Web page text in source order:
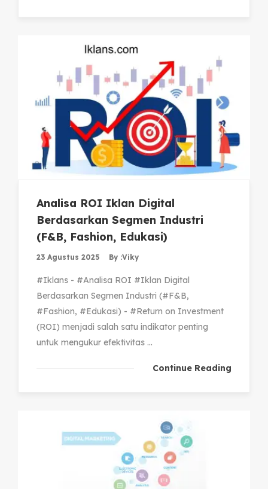
Analisa ROI Iklan Digital
Berdasarkan Segmen Industri
(F&B, Fashion, Edukasi)
23 Agustus 2025 By :Viky
#Iklans - #Analisa ROI #Iklan Digital
Berdasarkan Segmen Industri (#F&B,
#Fashion, #Edukasi) - #Return on Investment
(ROI) menjadi salah satu indikator penting
untuk mengukur efektivitas ...
Continue Reading